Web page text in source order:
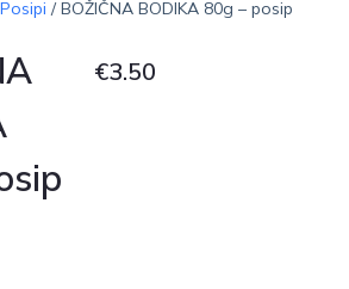
Posipi / BOŽIČNA BODIKA 80g – posip
€3.50